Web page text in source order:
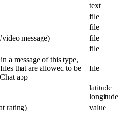
text
file
file
message)
file
file
in a message of this type,
that are allowed to be
app
file
latitude
longitude
rating)
value